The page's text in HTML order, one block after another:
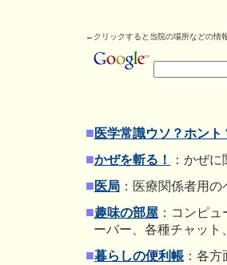
←クリックすると当院の場所などの情
■ 医学常識ウソ？ホント
■かぜを斬る！ ：かぜ
■ 医局： 医療関係者用の
■趣味の部屋： コンピュ
ーバー、各種チャット
■暮らしの便利帳：各方